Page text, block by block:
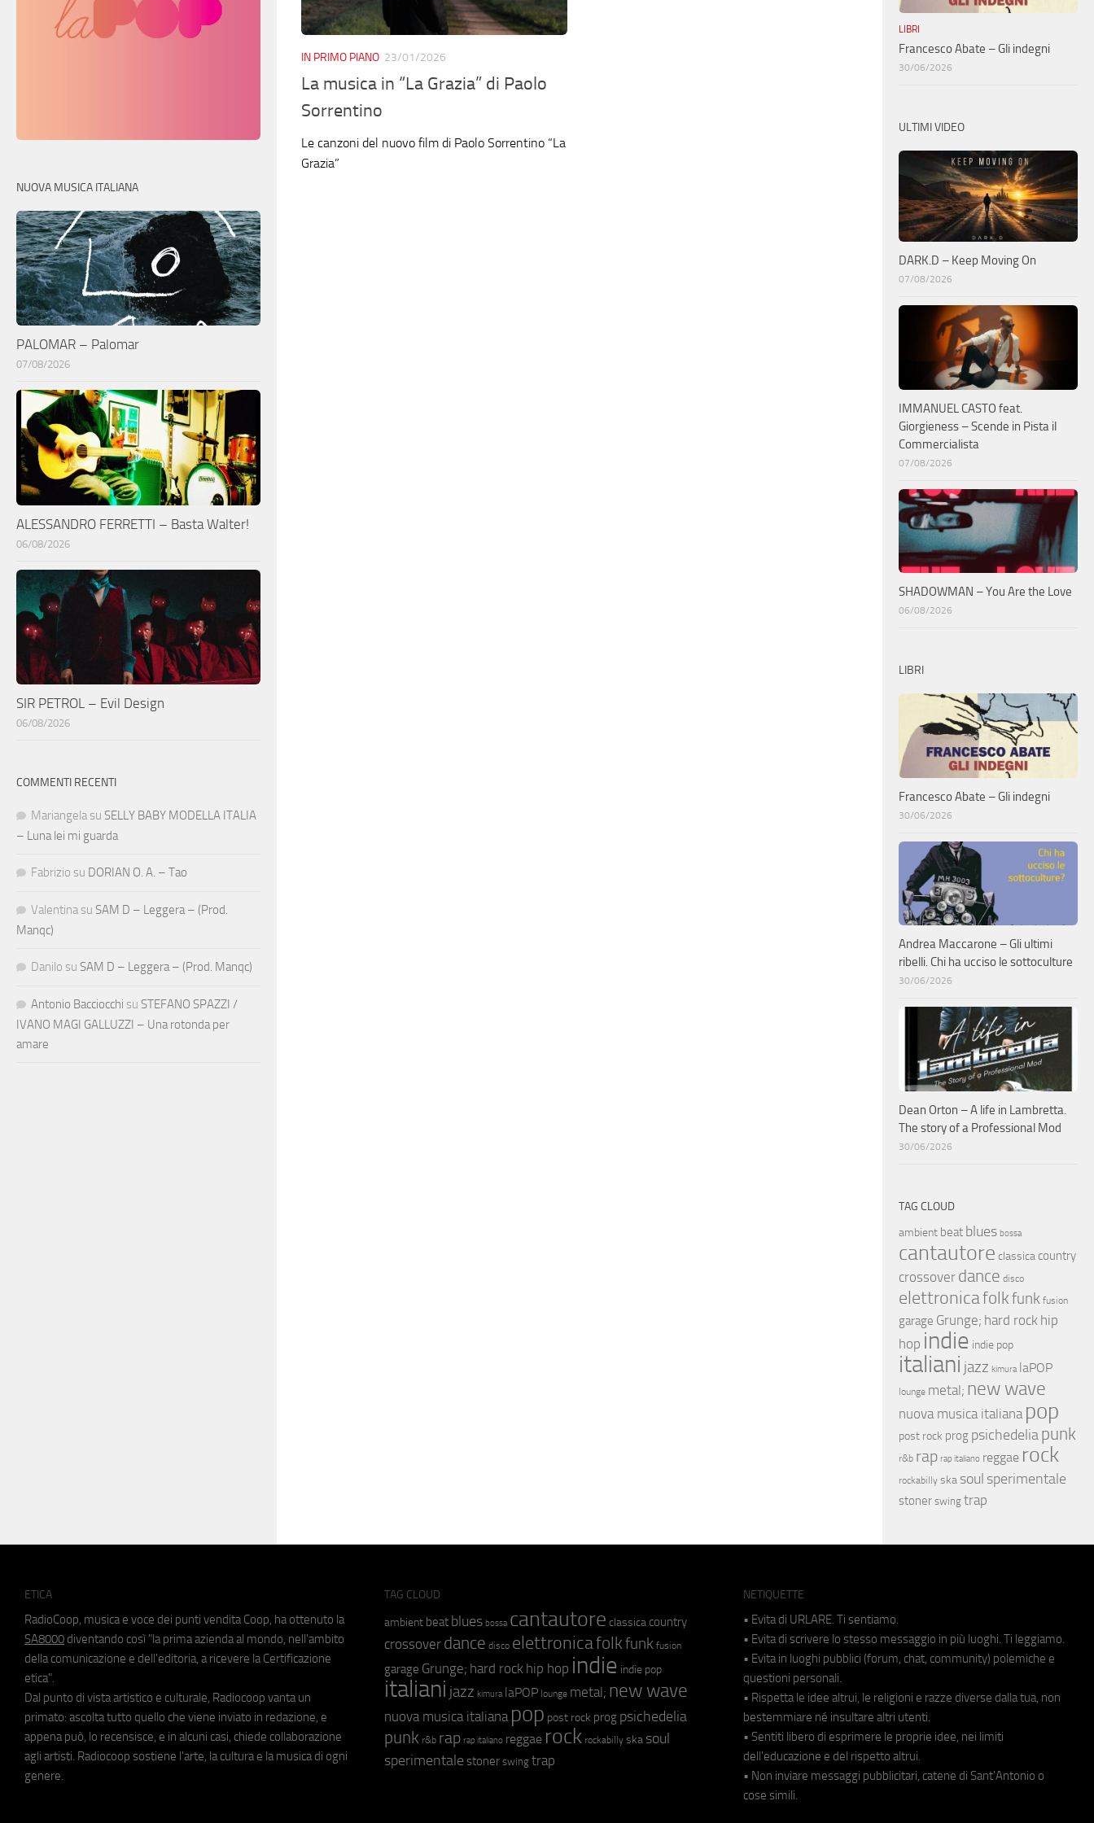
IN PRIMO PIANO 23/01/2026
La musica in “La Grazia” di Paolo
Sorrentino
Le canzoni del nuovo film di Paolo Sorrentino “La
Grazia”
NUOVA MUSICA ITALIANA
PALOMAR – Palomar
07/08/2026
ALESSANDRO FERRETTI – Basta Walter!
06/08/2026
SIR PETROL – Evil Design
06/08/2026
COMMENTI RECENTI
Mariangela su SELLY BABY MODELLA ITALIA
– Luna lei mi guarda
Fabrizio su DORIAN O. A. – Tao
Valentina su SAM D – Leggera – (Prod.
Manqc)
Danilo su SAM D – Leggera – (Prod. Manqc)
Antonio Bacciocchi su STEFANO SPAZZI /
IVANO MAGI GALLUZZI – Una rotonda per
amare
LIBRI
Francesco Abate – Gli indegni
30/06/2026
ULTIMI VIDEO
DARK.D – Keep Moving On
07/08/2026
IMMANUEL CASTO feat.
Giorgieness – Scende in Pista il
Commercialista
07/08/2026
SHADOWMAN – You Are the Love
06/08/2026
LIBRI
Francesco Abate – Gli indegni
30/06/2026
Andrea Maccarone – Gli ultimi
ribelli. Chi ha ucciso le sottoculture
30/06/2026
Dean Orton – A life in Lambretta.
The story of a Professional Mod
30/06/2026
TAG CLOUD
ambient beat blues bossa
cantautore classica country
crossover dance disco
elettronicafolkfunk fusion
garage Grunge; hard rock hip
hop indie indie pop
italiani jazz kimura laPOP
lounge metal; new wave
nuova musica italiana pop
post rock prog psichedeliapunk
r&b rap rap italiano reggae rock
rockabilly ska soul sperimentale
stoner swing trap
ETICA
RadioCoop, musica e voce dei punti vendita Coop, ha ottenuto la
SA8000 diventando così "la prima azienda al mondo, nell'ambito
della comunicazione e dell'editoria, a ricevere la Certificazione
etica".
Dal punto di vista artistico e culturale, Radiocoop vanta un
primato: ascolta tutto quello che viene inviato in redazione, e
appena può, lo recensisce, e in alcuni casi, chiede collaborazione
agli artisti. Radiocoop sostiene l'arte, la cultura e la musica di ogni
genere.
TAG CLOUD
ambient beat blues bossa cantautore classica country
crossover dance disco elettronicafolkfunk fusion
garage Grunge; hard rock hip hop indie indie pop
italiani jazz kimura laPOP lounge metal; new wave
nuova musica italiana pop post rock prog psichedelia
punk r&b rap rap italiano reggae rock rockabilly ska soul
sperimentale stoner swing trap
NETIQUETTE
• Evita di URLARE. Ti sentiamo.
• Evita di scrivere lo stesso messaggio in più luoghi. Ti leggiamo.
• Evita in luoghi pubblici (forum, chat, community) polemiche e
questioni personali.
• Rispetta le idee altrui, le religioni e razze diverse dalla tua, non
bestemmiare né insultare altri utenti.
• Sentiti libero di esprimere le proprie idee, nei limiti
dell'educazione e del rispetto altrui.
• Non inviare messaggi pubblicitari, catene di Sant'Antonio o
cose simili.